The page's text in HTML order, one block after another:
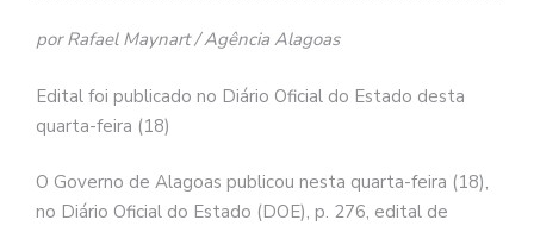
por Rafael Maynart / Agência Alagoas
Edital foi publicado no Diário Oficial do Estado desta
quarta-feira (18)
O Governo de Alagoas publicou nesta quarta-feira (18),
no Diário Oficial do Estado (DOE), p. 276, edital de